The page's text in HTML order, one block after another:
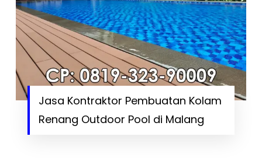
Jasa Kontraktor Pembuatan Kolam
Renang Outdoor Pool di Malang